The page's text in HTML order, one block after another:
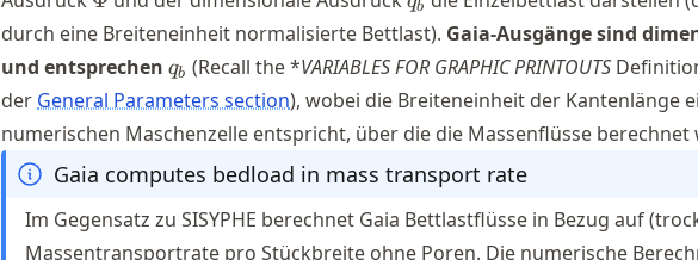
b
durch eine Breiteneinheit normalisierte Bettlast). Gaia-Ausgänge sind
und entsprechen q_{b}
qb (Recall the *VARIABLES FOR GRAPHIC PRINTOUTS
der General Parameters section), wobei die Breiteneinheit der Kantenlänge
numerischen Maschenzelle entspricht, über die die Massenflüsse berechnet
Gaia computes bedload in mass transport rate
Im Gegensatz zu SISYPHE berechnet Gaia Bettlastflüsse in Bezug auf
Massentransportrate pro Stückbreite ohne Poren. Die numerische